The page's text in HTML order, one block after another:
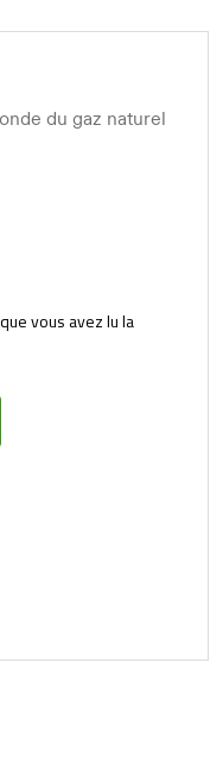
du gaz naturel